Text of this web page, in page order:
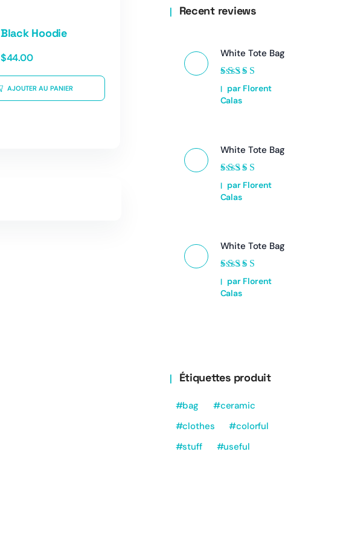
Black Hoodie
$44.00
AJOUTER AU PANIER
Recent reviews
White Tote Bag
Note5sur 5
par Florent
Calas
White Tote Bag
Note5sur 5
par Florent
Calas
White Tote Bag
Note5sur 5
par Florent
Calas
Étiquettes produit
bag
ceramic
clothes
colorful
stuff
useful